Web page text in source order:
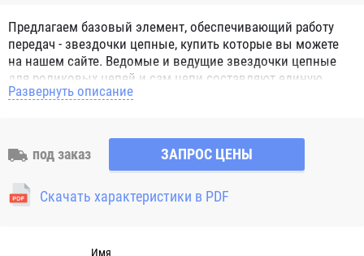
Предлагаем базовый элемент, обеспечивающий работу
передач - звездочки цепные, купить которые вы можете
на нашем сайте. Ведомые и ведущие звездочки цепные
для роликовых цепей и сам цепи составляют единую
систему, способную справиться с мощными нагрузками.
вала. Норматив, определяющий характеристики и
параметры, согласно которым изготавливаются
звездочки цепные – ГОСТ 13576-81, а для цепей втулочных
и роликовых - ГОСТ 591-69. Выпускаются следующие
многозубые; без ступицы; под втулку; Натяжные. Число
Развернуть описание
под заказ ЗАПРОС ЦЕНЫ
Скачать характеристики в PDF
Имя